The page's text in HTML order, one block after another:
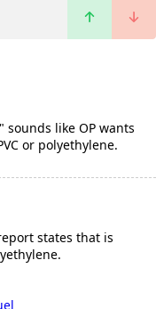
like OP wants
or polyethylene.
states that is